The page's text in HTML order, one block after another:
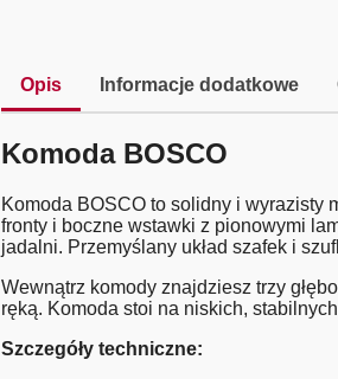
Opis Informacje dodatkowe
Komoda BOSCO
Komoda BOSCO to solidny i wyrazisty
fronty i boczne wstawki z pionowymi
jadalni. Przemyślany układ szafek i
Wewnątrz komody znajdziesz trzy
ręką. Komoda stoi na niskich,
Szczegóły techniczne: